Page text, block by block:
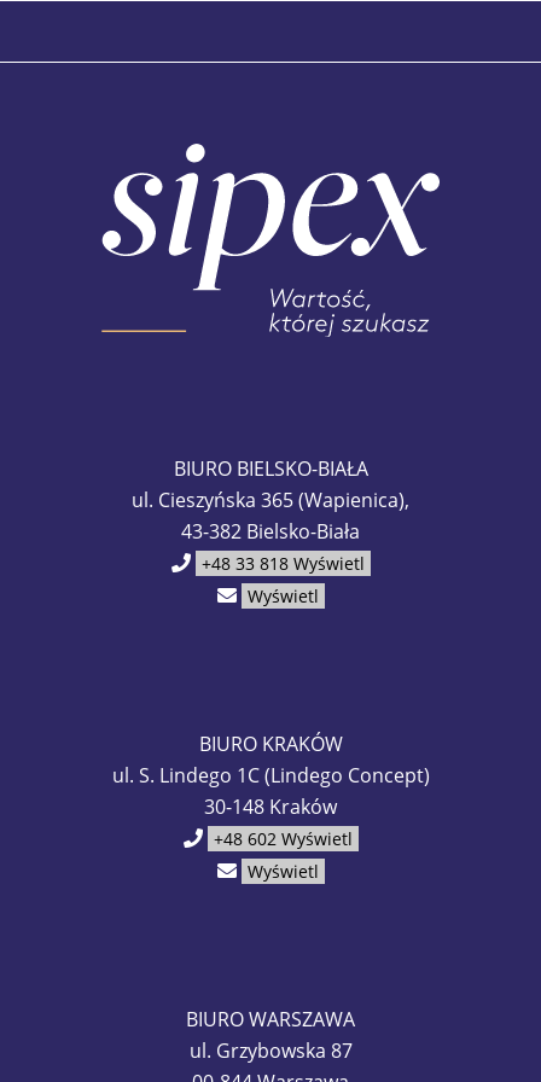
BIURO BIELSKO-BIAŁA
ul. Cieszyńska 365 (Wapienica),
43-382 Bielsko-Biała
+48 33 818 Wyświetl
Wyświetl
BIURO KRAKÓW
ul. S. Lindego 1C (Lindego Concept)
30-148 Kraków
+48 602 Wyświetl
Wyświetl
BIURO WARSZAWA
ul. Grzybowska 87